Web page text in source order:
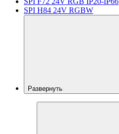
SPI H84 24V RGBW
Развернуть